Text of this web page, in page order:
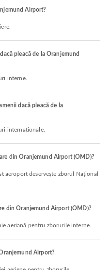
Airport?
pleacă de la Oranjemund
interne.
dacă pleacă de la
internaționale.
din Oranjemund Airport (OMD)?
din Oranjemund Airport (OMD)?
aeriană pentru zborurile interne.
Airport?